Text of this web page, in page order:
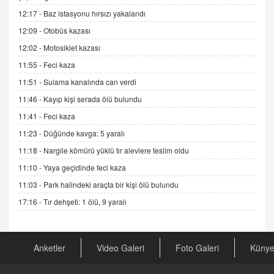
Esed Destekçilerinin Yüzüne Vurulan Şamar:
Sednaya
11.12.2024 12:30
DR. EKREM ASLAN
Gerçek Ne, Algı Ne? "Beraber Yürüyoruz"
Cümlesinin Peşinden
19.07.2025 12:45
GÖNÜL MENEKŞE
Şifacının Yolu
04.11.2025 12:56
AV. RÜMEYSA ÖZKALE
Kira Uyuşmazlıklarında Dava Açmadan Önce
Arabulucuya Başvuru Şartı
CAN UĞURATEŞ
Değişen yapısıyla Suriye
12:17 - Baz istasyonu hırsızı yakalandı
12:09 -Otobüs kazası
12:02 - Motosiklet kazası
11:55 - Feci kaza
11:51 -Sulama kanalında can verdi
11:46 - Kayıp kişi serada ölü bulundu
11:41 - Feci kaza
11:23 - Düğünde kavga: 5 yaralı
11:18 - Nargile kömürü yüklü tır alevlere teslim oldu
11:10 -Yaya geçidinde feci kaza
11:03 - Park halindeki araçta bir kişi ölü bulundu
17:16 -Tır dehşeti: 1 ölü, 9 yaralı
Anketler Video Galeri Foto Galeri Künye